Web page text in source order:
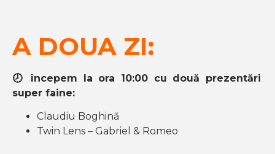
A DOUA ZI:
🕗 începem la ora 10:00 cu două prezentări
super faine:
Claudiu Boghină
Twin Lens – Gabriel & Romeo